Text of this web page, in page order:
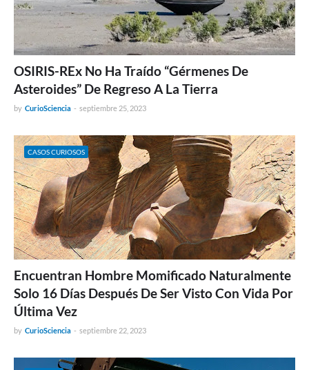
OSIRIS-REx No Ha Traído “Gérmenes De
Asteroides” De Regreso A La Tierra
by CurioSciencia - septiembre 25, 2023
CASOS CURIOSOS
Encuentran Hombre Momificado Naturalmente
Solo 16 Días Después De Ser Visto Con Vida Por
Última Vez
by CurioSciencia - septiembre 22, 2023